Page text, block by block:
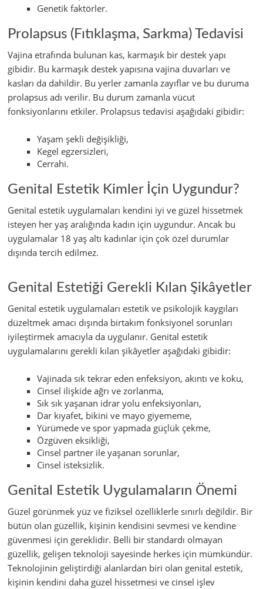
Genetik faktörler.
Prolapsus (Fıtıklaşma, Sarkma) Tedavisi
Vajina etrafında bulunan kas, karmaşık bir destek yapı
gibidir. Bu karmaşık destek yapısına vajina duvarları ve
kasları da dahildir. Bu yerler zamanla zayıflar ve bu duruma
prolapsus adı verilir. Bu durum zamanla vücut
fonksiyonlarını etkiler. Prolapsus tedavisi aşağıdaki gibidir:
Yaşam şekli değişikliği,
Kegel egzersizleri,
Cerrahi.
Genital Estetik Kimler İçin Uygundur?
Genital estetik uygulamaları kendini iyi ve güzel hissetmek
isteyen her yaş aralığında kadın için uygundur. Ancak bu
uygulamalar 18 yaş altı kadınlar için çok özel durumlar
dışında tercih edilmez.
Genital Estetiği Gerekli Kılan Şikâyetler
Genital estetik uygulamaları estetik ve psikolojik kaygıları
düzeltmek amacı dışında birtakım fonksiyonel sorunları
iyileştirmek amacıyla da uygulanır. Genital estetik
uygulamalarını gerekli kılan şikâyetler aşağıdaki gibidir:
Vajinada sık tekrar eden enfeksiyon, akıntı ve koku,
Cinsel ilişkide ağrı ve zorlanma,
Sık sık yaşanan idrar yolu enfeksiyonları,
Dar kıyafet, bikini ve mayo giyememe,
Yürümede ve spor yapmada güçlük çekme,
Özgüven eksikliği,
Cinsel partner ile yaşanan sorunlar,
Cinsel isteksizlik.
Genital Estetik Uygulamaların Önemi
Güzel görünmek yüz ve fiziksel özelliklerle sınırlı değildir. Bir
bütün olan güzellik, kişinin kendisini sevmesi ve kendine
güvenmesi için gereklidir. Belli bir standardı olmayan
güzellik, gelişen teknoloji sayesinde herkes için mümkündür.
Teknolojinin geliştirdiği alanlardan biri olan genital estetik,
kişinin kendini daha güzel hissetmesi ve cinsel işlev